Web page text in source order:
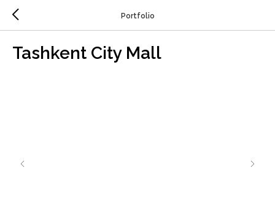
Portfolio
Tashkent City Mall